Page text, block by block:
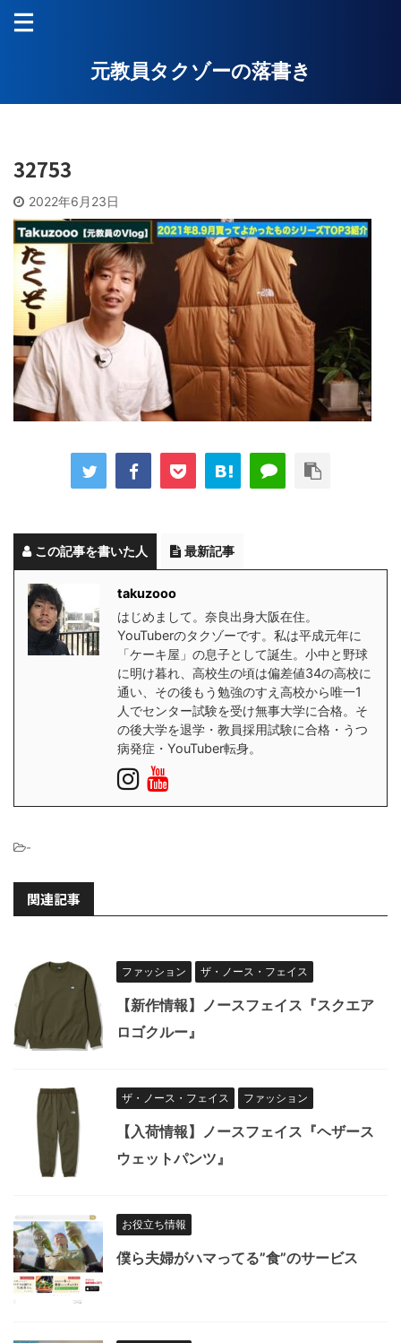
元教員タクゾーの落書き
32753
2022年6月23日
この記事を書いた人 最新記事
takuzooo
はじめまして。奈良出身大阪在住。
YouTuberのタクゾーです。私は平成元年に
「ケーキ屋」の息子として誕生。小中と野球
に明け暮れ、高校生の頃は偏差値34の高校に
通い、その後もう勉強のすえ高校から唯一1
人でセンター試験を受け無事大学に合格。そ
の後大学を退学・教員採用試験に合格・うつ
病発症・YouTuber転身。
-
関連記事
ファッション ザ・ノース・フェイス
【新作情報】ノースフェイス『スクエア
ロゴクルー』
ザ・ノース・フェイス ファッション
【入荷情報】ノースフェイス『ヘザース
ウェットパンツ』
お役立ち情報
僕ら夫婦がハマってる”食”のサービス